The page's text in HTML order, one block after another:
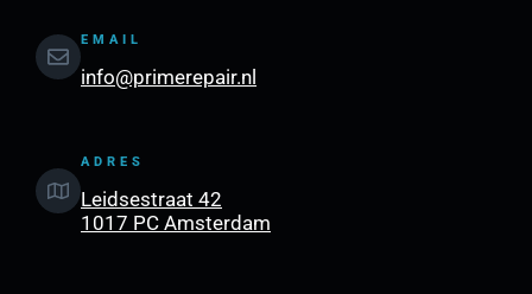
EMAIL
info@primerepair.nl
ADRES
Leidsestraat 42
1017 PC Amsterdam